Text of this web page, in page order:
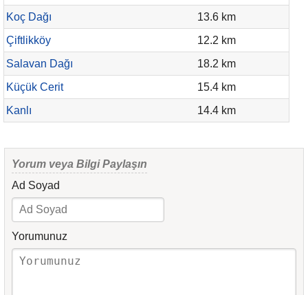
Koç Dağı
13.6 km
Çiftlikköy
12.2 km
Salavan Dağı
18.2 km
Küçük Cerit
15.4 km
Kanlı
14.4 km
Yorum veya Bilgi Paylaşın
Ad Soyad
Yorumunuz